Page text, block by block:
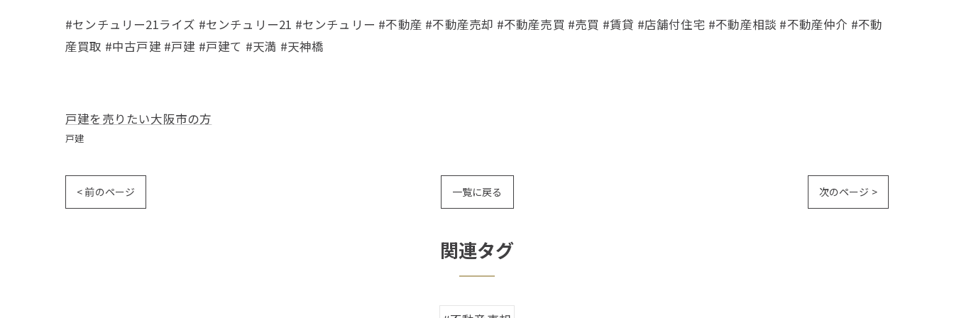
#センチュリー21ライズ #センチュリー21 #センチュリー #不動産 #不動産売却 #不動産売買 #売買 #賃貸 #店舗付住宅 #不動産相談 #不動産仲介 #不動
産買取 #中古戸建 #戸建 #戸建て #天満 #天神橋
戸建を売りたい大阪市の方
戸建
< 前のページ 一覧に戻る 次のページ >
関連タグ